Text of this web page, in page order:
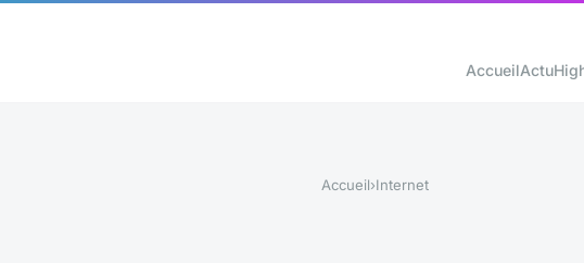
AccueilActu
Accueil›Internet